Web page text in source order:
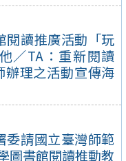
閱讀推廣活動「玩
／TA：重新閱讀
辦理之活動宣傳海
委請國立臺灣師範
圖書館閱讀推動教